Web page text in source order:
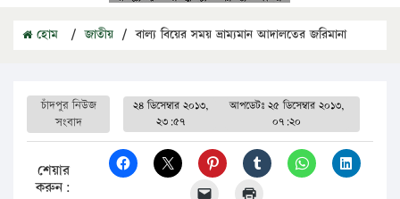
হোম / জাতীয় / বাল্য বিয়ের সময় ভ্রাম্যমান আদালতের জরিমানা
চাঁদপুর নিউজ
সংবাদ
২৪ ডিসেম্বার ২০১৩,
২৩:৫৭
আপডেটঃ২৫ ডিসেম্বার ২০১৩,
০৭:২০
শেয়ার
করুন: